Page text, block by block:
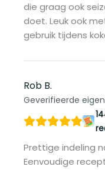
die graag ook
doet. Leuk ook
gebruik tijdens
Rob B.
Geverifieerde
Prettige indeling
Eenvoudige